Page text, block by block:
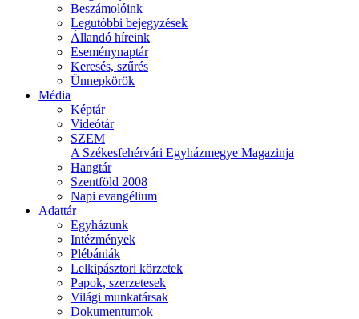
Beszámolóink
Legutóbbi bejegyzések
Állandó híreink
Eseménynaptár
Keresés, szűrés
Ünnepkörök
Média
Képtár
Videótár
SZEM
A Székesfehérvári Egyházmegye Magazinja
Hangtár
Szentföld 2008
Napi evangélium
Adattár
Egyházunk
Intézmények
Plébániák
Lelkipásztori körzetek
Papok, szerzetesek
Világi munkatársak
Dokumentumok